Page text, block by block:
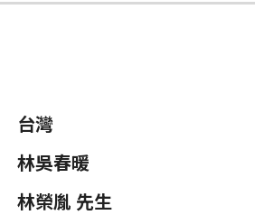
台灣
林吳春暖
林榮胤 先生